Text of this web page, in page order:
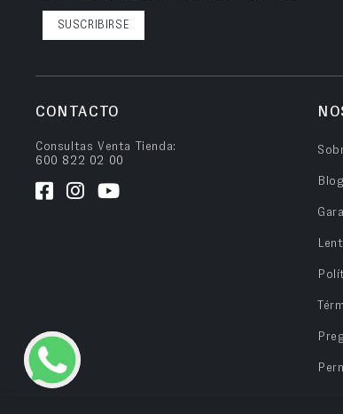
SUSCRIBIRSE
CONTACTO
Consultas Venta Tienda:
600 822 02 00
Blog